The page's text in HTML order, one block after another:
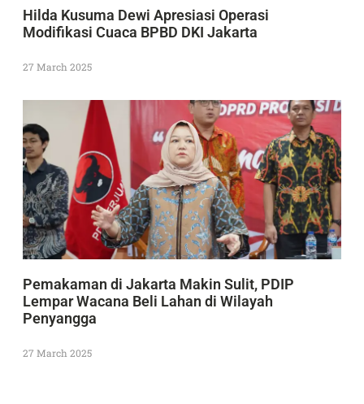
Hilda Kusuma Dewi Apresiasi Operasi
Modifikasi Cuaca BPBD DKI Jakarta
27 March 2025
Pemakaman di Jakarta Makin Sulit, PDIP
Lempar Wacana Beli Lahan di Wilayah
Penyangga
27 March 2025